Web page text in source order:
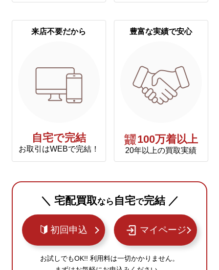
来店不要だから
自宅で完結
お取引はWEBで完結！
豊富な実績で安心
年間
買取 100万着以上
20年以上の買取実績
＼ 宅配買取なら 自宅で完結 ／
初回申込 マイページ
お試しでもOK!! 利用料は一切かかりません。